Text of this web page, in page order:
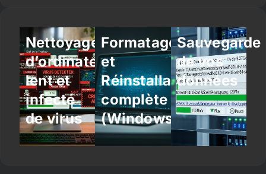
Nettoyage
d’ordinateur
lent et
infecté
de virus
Formatage
et
Réinstallation
complète
(Windows/Linux)
Sauvegarde
de vos
données